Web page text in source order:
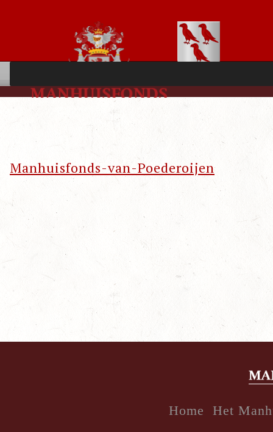
Manhuisfonds-van-Poederoijen
Home Het